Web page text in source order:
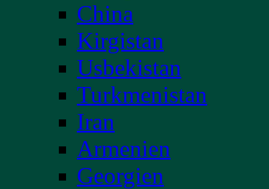
China
Kirgistan
Usbekistan
Turkmenistan
Iran
Armenien
Georgien